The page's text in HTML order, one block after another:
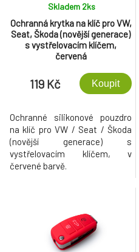
Ochranná krytka na klíč pro VW,
Seat, Škoda (novější generace)
s vystřelovacím klíčem,
červená
Skladem 2ks
119 Kč Koupit
Ochranné silikonové pouzdro
na klíč pro VW / Seat / Škoda
(novější generace) s
vystřelovacím klíčem, v
červené barvě.